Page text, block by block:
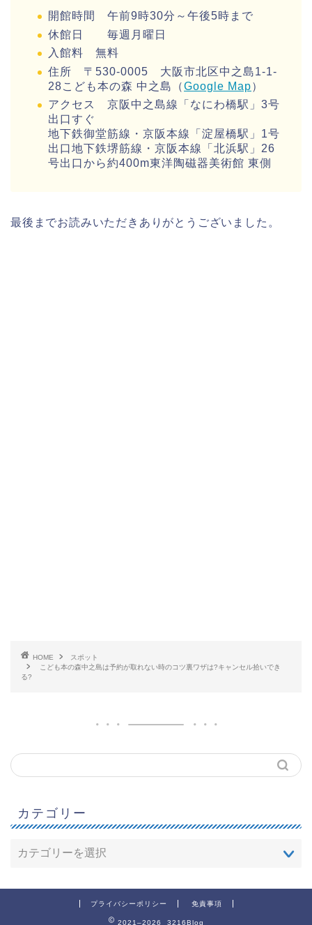
開館時間 午前9時30分～午後5時まで
休館日 毎週月曜日
入館料 無料
住所 〒530-0005 大阪市北区中之島1-1-
28こども本の森 中之島（Google Map）
アクセス 京阪中之島線「なにわ橋駅」3号
出口すぐ
地下鉄御堂筋線・京阪本線「淀屋橋駅」1号
出口地下鉄堺筋線・京阪本線「北浜駅」26
号出口から約400m東洋陶磁器美術館 東側
最後までお読みいただきありがとうございました。
HOME
スポット
こども本の森中之島は予約が取れない時のコツ裏ワザは?キャンセル拾いでき
る?
カテゴリー
プライバシーポリシー 免責事項
2021–2026 3216Blog